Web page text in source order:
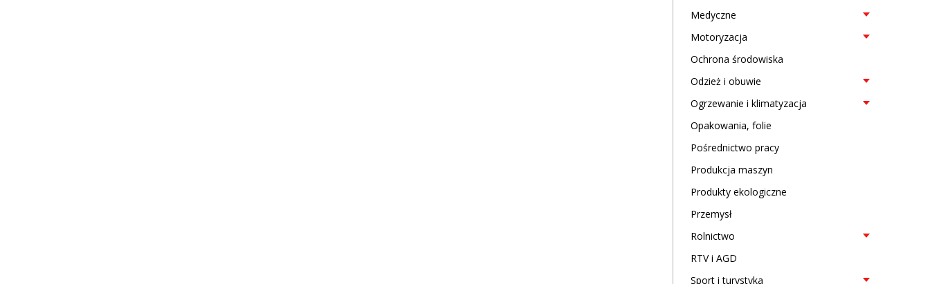
Medyczne
Motoryzacja
Ochrona środowiska
Odzież i obuwie
Ogrzewanie i klimatyzacja
Opakowania, folie
Pośrednictwo pracy
Produkcja maszyn
Produkty ekologiczne
Przemysł
Rolnictwo
RTV i AGD
Sport i turystyka